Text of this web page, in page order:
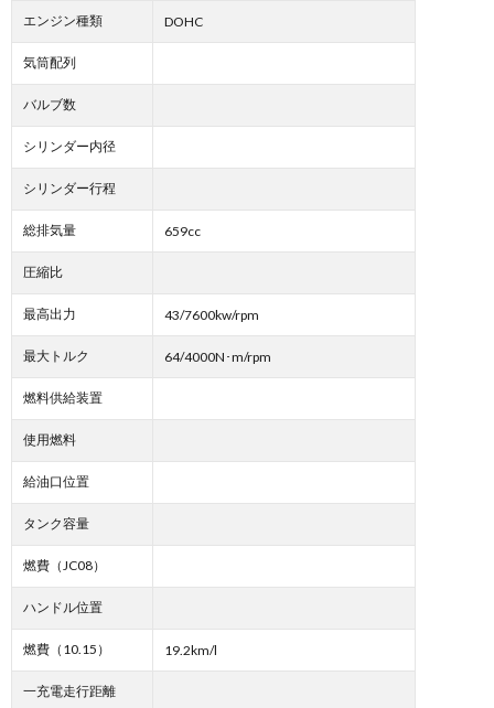
エンジン種類 DOHC
気筒配列
バルブ数
シリンダー内径
シリンダー行程
総排気量 659cc
圧縮比
最高出力 43/7600kw/rpm
最大トルク 64/4000N･m/rpm
燃料供給装置
使用燃料
給油口位置
タンク容量
燃費（JC08）
ハンドル位置
燃費（10.15） 19.2km/l
一充電走行距離